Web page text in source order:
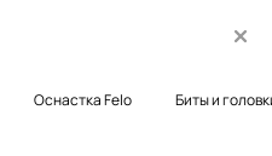
Оснастка Felo Биты и